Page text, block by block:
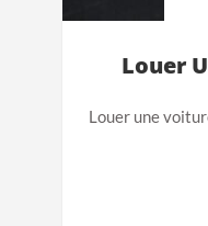
Louer
Louer une